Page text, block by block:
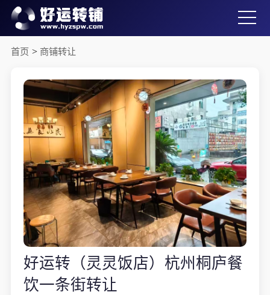
首页 > 商铺转让
好运转（灵灵饭店）杭州桐庐餐
饮一条街转让